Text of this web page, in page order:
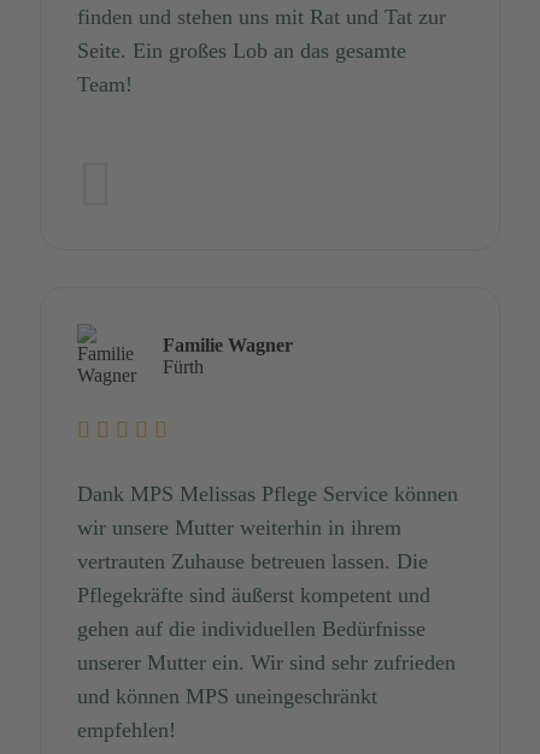
finden und stehen uns mit Rat und Tat zur
Seite. Ein großes Lob an das gesamte
Team!
Familie Wagner
Fürth
Dank MPS Melissas Pflege Service können
wir unsere Mutter weiterhin in ihrem
vertrauten Zuhause betreuen lassen. Die
Pflegekräfte sind äußerst kompetent und
gehen auf die individuellen Bedürfnisse
unserer Mutter ein. Wir sind sehr zufrieden
und können MPS uneingeschränkt
empfehlen!